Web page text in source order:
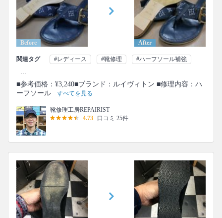
Before After
関連タグ #レディース #靴修理 #ハーフソール補強
...
■参考価格：¥3,240■ブランド：ルイヴィトン ■修理内容：ハ
ーフソール
すべてを見る
靴修理工房REPAIRIST
4.73
口コミ 25件